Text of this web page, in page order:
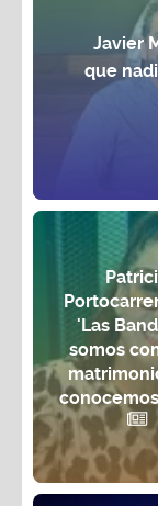
Javier
que
'Las
somos